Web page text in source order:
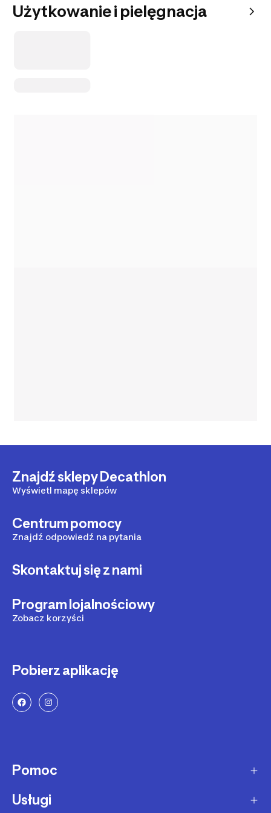
Użytkowanie i pielęgnacja
Znajdź sklepy Decathlon
Wyświetl mapę sklepów
Centrum pomocy
Znajdź odpowiedź na pytania
Skontaktuj się z nami
Program lojalnościowy
Zobacz korzyści
Pobierz aplikację
Pomoc
Sposoby dostawy
Usługi